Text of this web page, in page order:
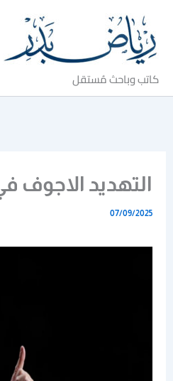
المحتوى
كاتب وباحث مُستقل
التهديد الاجوف
07/09/2025